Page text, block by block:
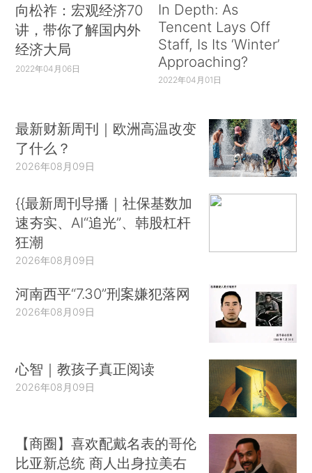
向松祚：宏观经济70
讲，带你了解国内外
经济大局
2022年04月06日
In Depth: As
Tencent Lays Off
Staff, Is Its ‘Winter’
Approaching?
2022年04月01日
最新财新周刊｜欧洲高温改变
了什么？
2026年08月09日
{{最新周刊导播｜社保基数加
速夯实、AI“追光”、韩股杠杆
狂潮
2026年08月09日
河南西平“7.30”刑案嫌犯落网
2026年08月09日
心智｜教孩子真正阅读
2026年08月09日
【商圈】喜欢配戴名表的哥伦
比亚新总统 商人出身拉美右